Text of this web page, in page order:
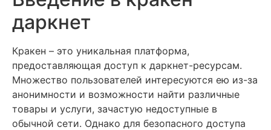
даркнет
Кракен – это уникальная платформа,
предоставляющая доступ к даркнет-ресурсам.
Множество пользователей интересуются ею из-за
анонимности и возможности найти различные
товары и услуги, зачастую недоступные в
обычной сети. Однако для безопасного доступа